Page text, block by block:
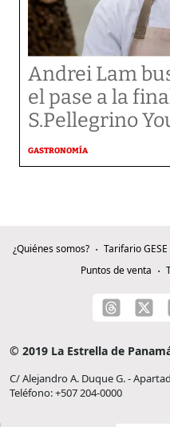
Andrei Lam
el pase a la
S.Pellegrino
GASTRONOMÍA
¿Quiénes somos? Tarifario GESE
Puntos de venta
© 2019 La Estrella de
C/ Alejandro A. Duque G. -
Teléfono: +507 204-0000